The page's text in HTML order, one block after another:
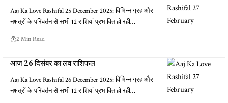
Aaj Ka Love Rashifal 25 December 2025: विभिन्न ग्रह और
नक्षत्रों के परिवर्तन से सभी 12 राशियां प्रभावित हो रही…
2 Min Read
आज 26 दिसंबर का लव राशिफल
Aaj Ka Love Rashifal 26 December 2025: विभिन्न ग्रह और
नक्षत्रों के परिवर्तन से सभी 12 राशियां प्रभावित हो रही…